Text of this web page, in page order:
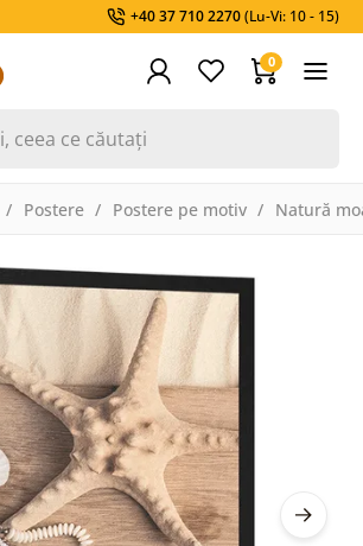
+40 37 710 2270(Lu-Vi: 10 - 15)
0
Postere Postere pe motiv Natură